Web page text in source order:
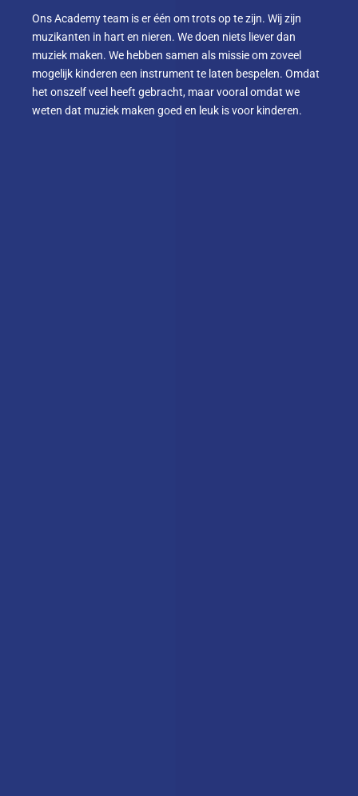
Ons Academy team is er één om trots op te zijn. Wij zijn
muzikanten in hart en nieren. We doen niets liever dan
muziek maken. We hebben samen als missie om zoveel
mogelijk kinderen een instrument te laten bespelen. Omdat
het onszelf veel heeft gebracht, maar vooral omdat we
weten dat muziek maken goed en leuk is voor kinderen.